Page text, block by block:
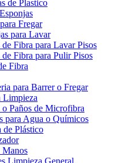
de Plastico
Fregar
para Lavar
Fibra para Lavar Pisos
Fibra para Pulir Pisos
Fibra
para Barrer o Fregar
Limpieza
o Paños de Microfibra
para Agua o Químicos
de Plástico
Manos
Limpieza General